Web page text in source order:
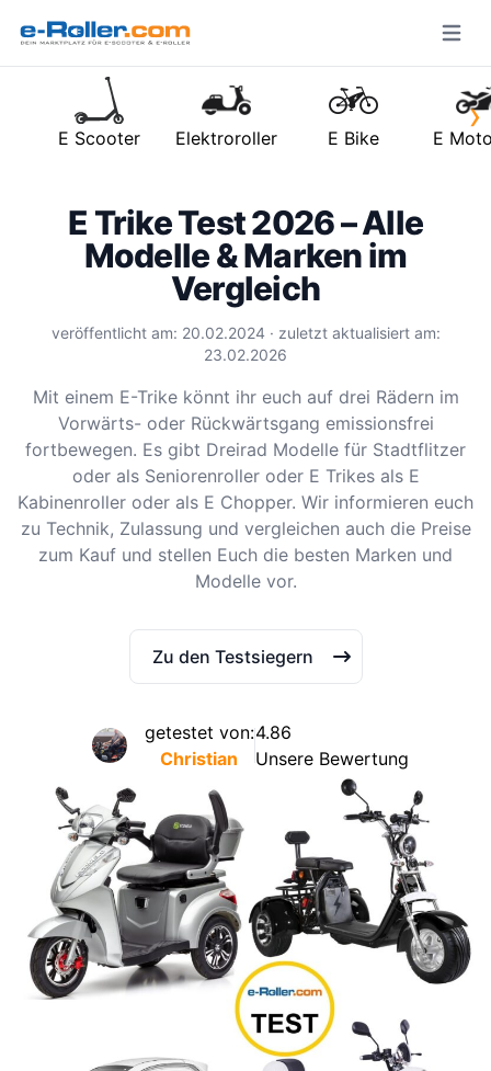
Open
›
E Scooter Elektroroller E Bike E
E Trike Test 2026 – Alle
Modelle & Marken im
Vergleich
veröffentlicht am: 20.02.2024 · zuletzt aktualisiert am:
23.02.2026
Mit einem E-Trike könnt ihr euch auf drei Rädern im
Vorwärts- oder Rückwärtsgang emissionsfrei
fortbewegen. Es gibt Dreirad Modelle für Stadtflitzer
oder als Seniorenroller oder E Trikes als E
Kabinenroller oder als E Chopper. Wir informieren euch
zu Technik, Zulassung und vergleichen auch die Preise
zum Kauf und stellen Euch die besten Marken und
Modelle vor.
Zu den Testsiegern
getestet von:
Christian
4.86
Unsere Bewertung